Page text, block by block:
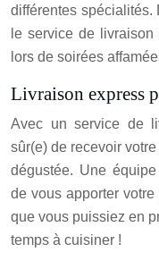
différentes spécialités.
le service de
lors de soirées
Livraison express
Avec un service de
sûr(e) de recevoir
dégustée. Une
de vous apporter
que vous puissiez en
temps à cuisiner !